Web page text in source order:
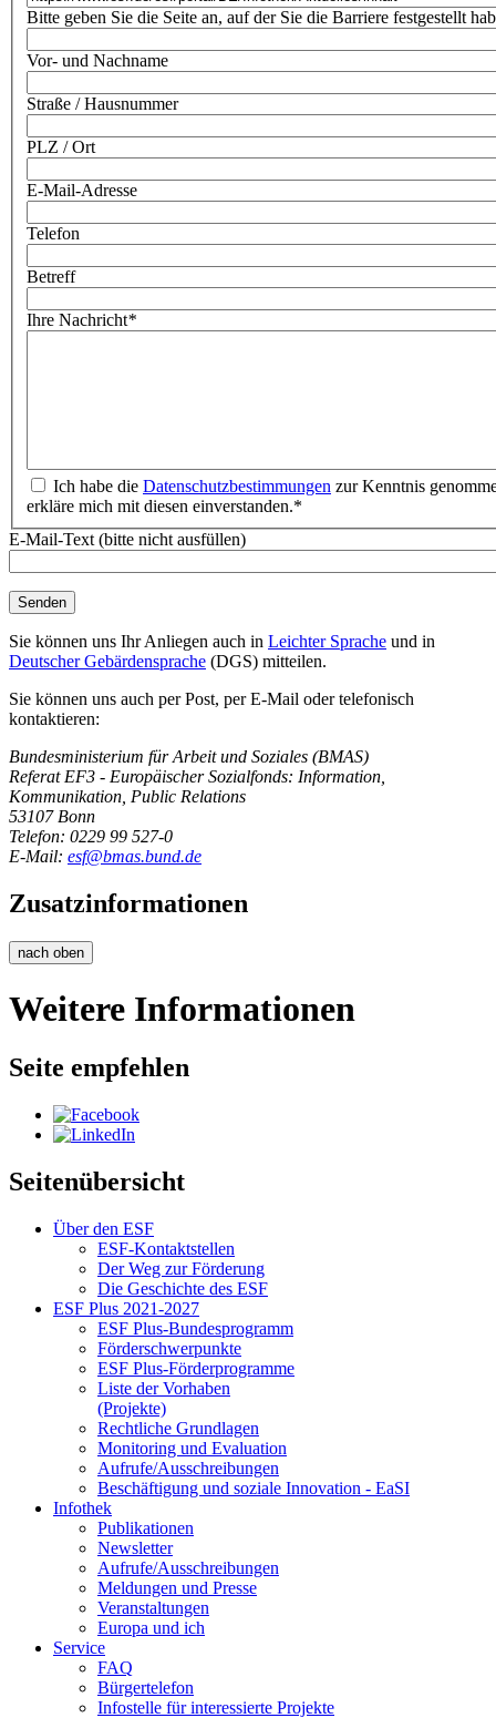
Bitte geben Sie die Seite an, auf der Sie die Barriere festgestellt
Vor- und Nachname
Straße / Hausnummer
PLZ / Ort
E-Mail-Adresse
Telefon
Betreff
Ihre Nachricht*
Ich habe die Datenschutzbestimmungen zur Kenntnis
erkläre mich mit diesen einverstanden.*
E-Mail-Text (bitte nicht ausfüllen)
Sie können uns Ihr Anliegen auch in Leichter Sprache und in
Deutscher Gebärdensprache (DGS) mitteilen.
Sie können uns auch per Post, per E-Mail oder telefonisch
kontaktieren:
Bundesministerium für Arbeit und Soziales (BMAS)
Referat EF3 - Europäischer Sozialfonds: Information,
Kommunikation, Public Relations
53107 Bonn
Telefon: 0229 99 527-0
E-Mail: esf@bmas.bund.de
Zusatzinformationen
nach oben
Weitere Informationen
Seite empfehlen
Seitenübersicht
Über den ESF
ESF-Kon­takt­stel­len
Der Weg zur För­de­rung
Die Ge­schich­te des ESF
ESF Plus 2021-2027
ESF Plus-Bun­des­pro­gramm
För­der­schwer­punk­te
ESF Plus-För­der­pro­gram­me
Lis­te der Vor­ha­ben
(Pro­jek­te)
Recht­li­che Grund­la­gen
Mo­ni­to­ring und Eva­lua­ti­on
Auf­ru­fe/Aus­schrei­bun­gen
Be­schäf­ti­gung und so­zia­le In­no­va­ti­on - Ea­SI
In­fo­thek
Pu­bli­ka­tio­nen
Newslet­ter
Auf­ru­fe/Aus­schrei­bun­gen
Mel­dun­gen und Pres­se
Ver­an­stal­tun­gen
Eu­ro­pa und ich
Ser­vice
FAQ
Bür­ger­te­le­fon
In­fo­stel­le für in­ter­es­sier­te Pro­jek­te